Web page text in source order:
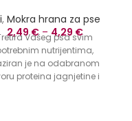
, Mokra hrana za pse
2,49€– 4,29 €
Vašeg psa svim
nutrijentima,
je na odabranom
proteina jagnjetine i